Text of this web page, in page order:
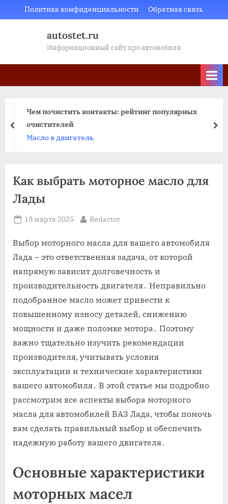
to
Политика конфиденциальности Обратная связь
autostet.ru
Информационный сайт про автомобили
Чем почистить контакты: рейтинг популярных
очистителей
Масло в двигатель
пред
Как выбрать моторное масло для
Лады
Posted
18 марта 2025 By
Redactor
Выбор моторного масла для вашего автомобиля
Лада – это ответственная задача, от которой
напрямую зависит долговечность и
производительность двигателя․ Неправильно
подобранное масло может привести к
повышенному износу деталей, снижению
мощности и даже поломке мотора․ Поэтому
важно тщательно изучить рекомендации
производителя, учитывать условия
эксплуатации и технические характеристики
вашего автомобиля․ В этой статье мы подробно
рассмотрим все аспекты выбора моторного
масла для автомобилей ВАЗ Лада, чтобы помочь
вам сделать правильный выбор и обеспечить
надежную работу вашего двигателя․
Основные характеристики
моторных масел